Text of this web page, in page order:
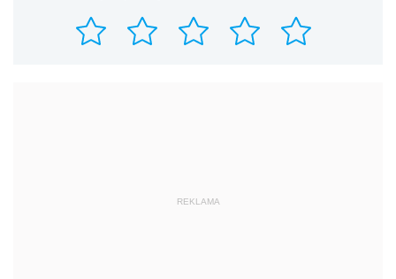
REKLAMA